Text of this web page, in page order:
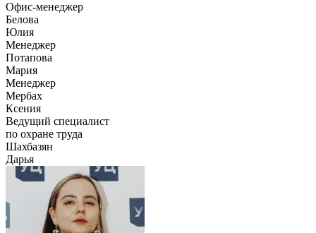
Офис-менеджер
Белова
Юлия
Менеджер
Потапова
Мария
Менеджер
Мербах
Ксения
Ведущий специалист
по охране труда
Шахбазян
Дарья